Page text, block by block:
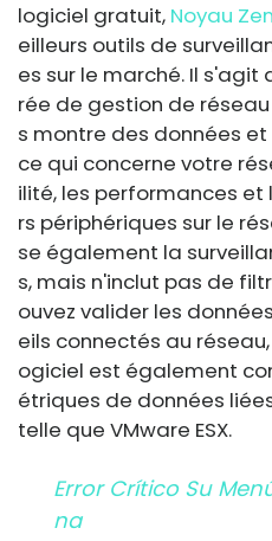
logiciel gratuit, Noyau
eilleurs outils de
es sur le marché. Il
rée de gestion de
s montre des données
ce qui concerne votre
ilité, les performances
rs périphériques sur le
se également la
s, mais n'inclut pas de
ouvez valider les
eils connectés au
ogiciel est également
étriques de données
telle que VMware ESX.
Error Crítico Su
Na